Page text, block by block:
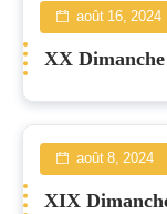
août 16, 2024
XX
août 8, 2024
XIX